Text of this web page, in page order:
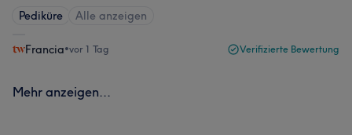
Pediküre Alle anzeigen
Francia•vor 1 Tag Verifizierte Bewertung
Mehr anzeigen...